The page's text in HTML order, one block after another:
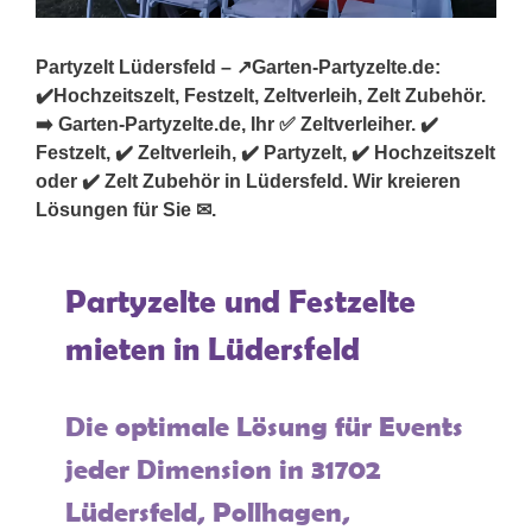
Partyzelt Lüdersfeld – ↗️Garten-Partyzelte.de:
✔️Hochzeitszelt, Festzelt, Zeltverleih, Zelt Zubehör.
➡️ Garten-Partyzelte.de, Ihr ✅ Zeltverleiher. ✔️
Festzelt, ✔️ Zeltverleih, ✔️ Partyzelt, ✔️ Hochzeitszelt
oder ✔️ Zelt Zubehör in Lüdersfeld. Wir kreieren
Lösungen für Sie ✉.
Partyzelte und Festzelte
mieten in Lüdersfeld
Die optimale Lösung für Events
jeder Dimension in 31702
Lüdersfeld, Pollhagen,